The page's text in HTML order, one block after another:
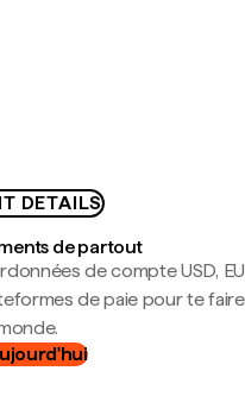
DETAILS
de partout
de compte USD,
de paie pour te